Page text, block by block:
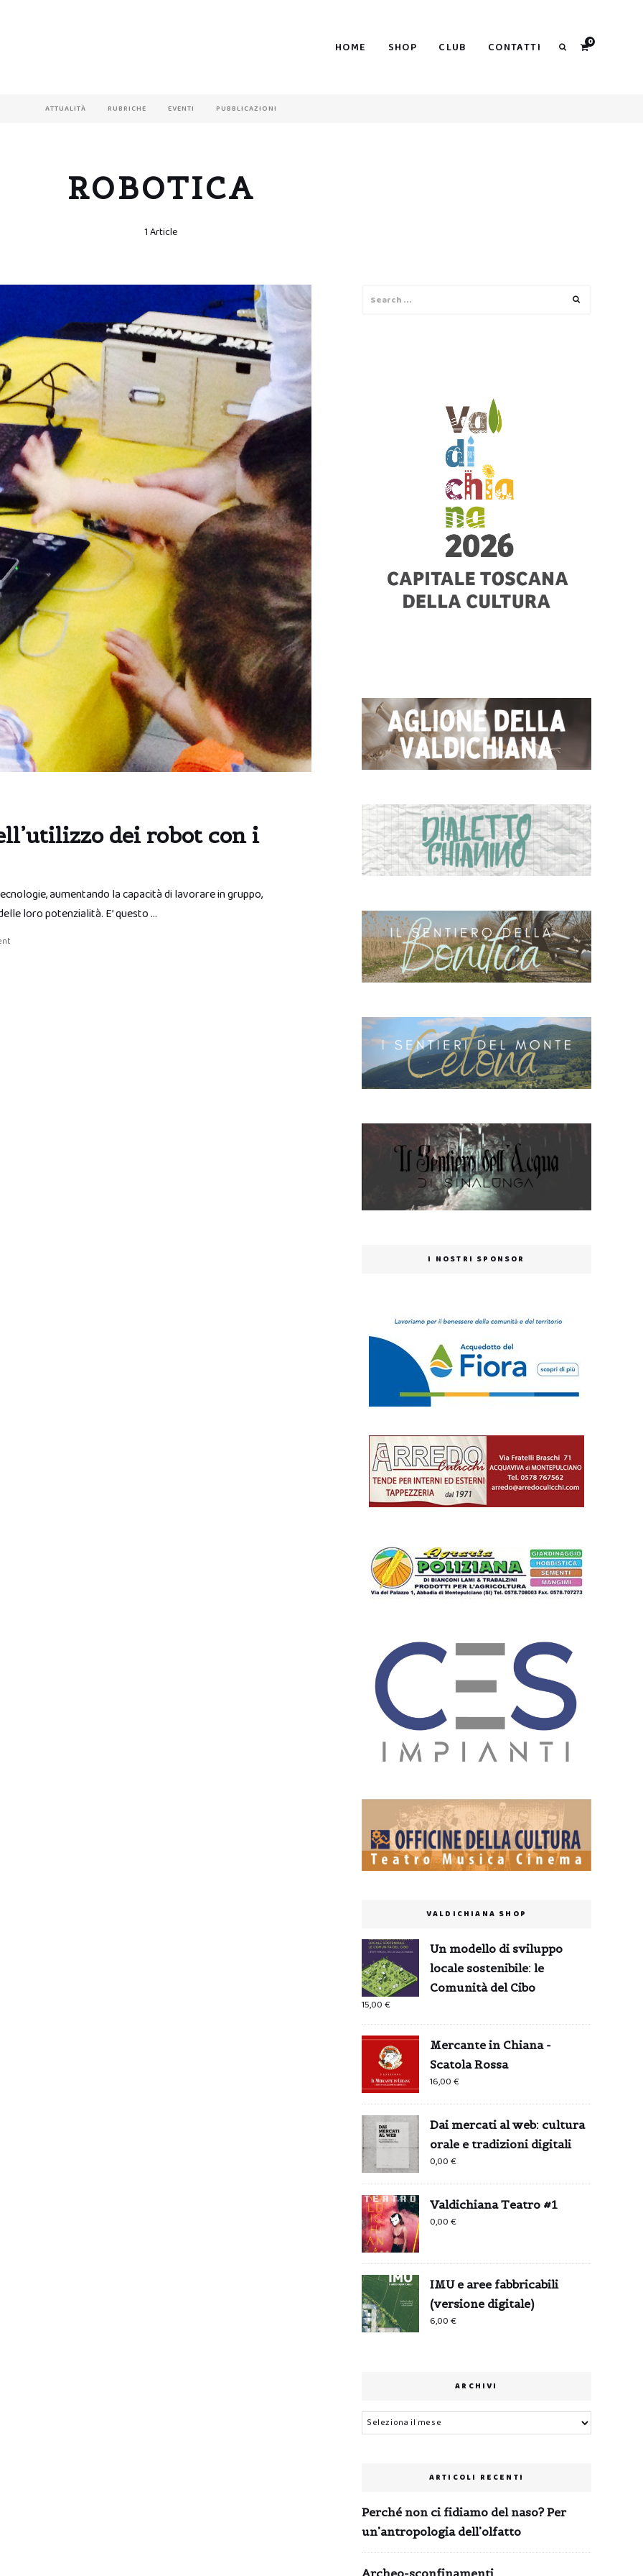
HOME SHOP CLUB CONTATTI 0
ATTUALITÀ RUBRICHE EVENTI PUBBLICAZIONI
ROBOTICA
1 Article
dei robot con i
aumentando la capacità di lavorare in gruppo,
loro potenzialità. E’ questo …
for:
I NOSTRI SPONSOR
VALDICHIANA SHOP
Un modello di sviluppo
locale sostenibile: le
Comunità del Cibo
15,00€
Mercante in Chiana -
Scatola Rossa
16,00€
Dai mercati al web: cultura
orale e tradizioni digitali
0,00€
Valdichiana Teatro #1
0,00€
IMU e aree fabbricabili
(versione digitale)
6,00€
ARCHIVI
Archivi
ARTICOLI RECENTI
Perché non ci fidiamo del naso? Per
un’antropologia dell’olfatto
Archeo-sconfinamenti